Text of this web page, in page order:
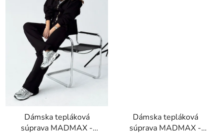
Dámska tepláková
súprava MADMAX -
Dámska tepláková
súprava MADMAX -